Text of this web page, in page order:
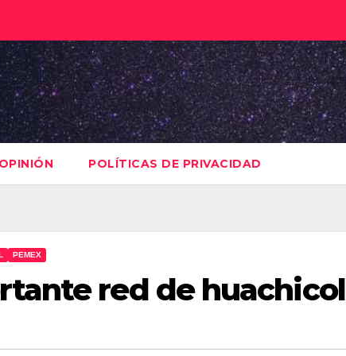
OPINIÓN POLÍTICAS DE PRIVACIDAD
PEMEX
red de huachicol